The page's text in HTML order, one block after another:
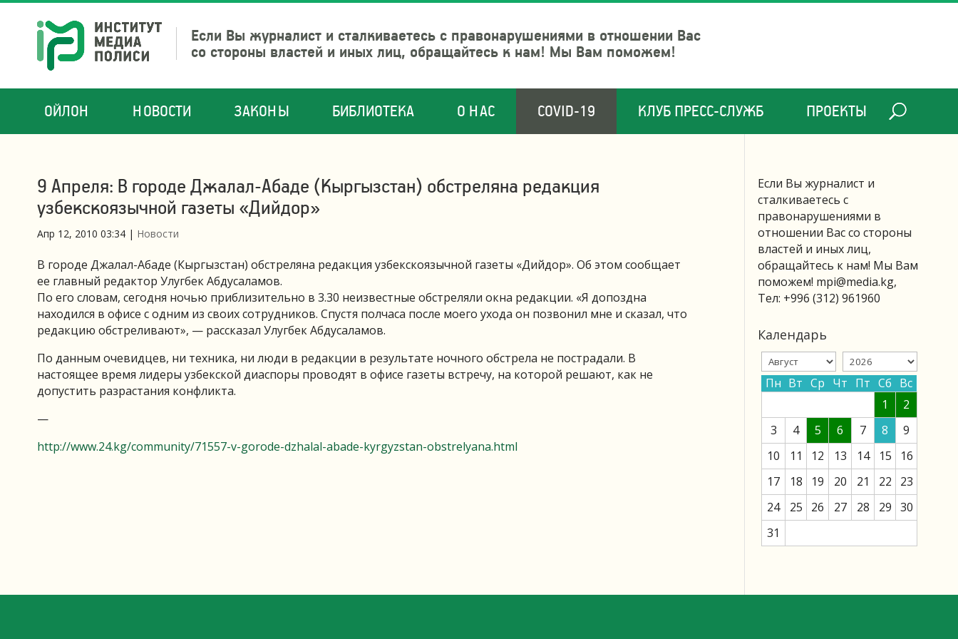
Если Вы журналист и сталкиваетесь с правонарушениями в отношении Вас
со стороны властей и иных лиц, обращайтесь к нам! Мы Вам поможем!
ОЙЛОН НОВОСТИ ЗАКОНЫ БИБЛИОТЕКА О НАС COVID-19 КЛУБ ПРЕСС-СЛУЖБ ПРОЕКТЫ
9 Апреля: В городе Джалал-Абаде (Кыргызстан) обстреляна редакция
узбекскоязычной газеты «Дийдор»
Апр 12, 2010 03:34 | Новости
В городе Джалал-Абаде (Кыргызстан) обстреляна редакция узбекскоязычной газеты «Дийдор». Об этом сообщает
ее главный редактор Улугбек Абдусаламов.
По его словам, сегодня ночью приблизительно в 3.30 неизвестные обстреляли окна редакции. «Я допоздна
находился в офисе с одним из своих сотрудников. Спустя полчаса после моего ухода он позвонил мне и сказал, что
редакцию обстреливают», — рассказал Улугбек Абдусаламов.
По данным очевидцев, ни техника, ни люди в редакции в результате ночного обстрела не пострадали. В
настоящее время лидеры узбекской диаспоры проводят в офисе газеты встречу, на которой решают, как не
допустить разрастания конфликта.
—
http://www.24.kg/community/71557-v-gorode-dzhalal-abade-kyrgyzstan-obstrelyana.html
Если Вы журналист и
сталкиваетесь с
правонарушениями в
отношении Вас со стороны
властей и иных лиц,
обращайтесь к нам! Мы Вам
поможем! mpi@media.kg,
Тел: +996 (312) 961960
Календарь
Пн Вт Ср Чт Пт Сб Вс
1
2
3
4 5 6 7 8
9
10
11 12 13 14 15
16
17
18 19 20 21 22
23
24
25 26 27 28 29 30
31